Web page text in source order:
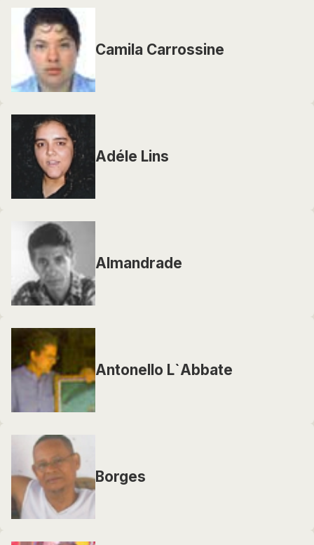
Camila Carrossine
Adéle Lins
Almandrade
Antonello L`Abbate
Borges